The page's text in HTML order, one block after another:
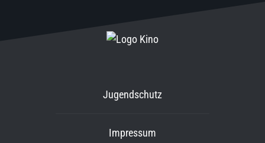
Jugendschutz
Impressum